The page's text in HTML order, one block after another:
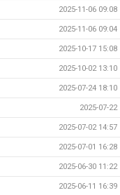
2025-11-06 09:08
2025-11-06 09:04
2025-10-17 15:08
2025-10-02 13:10
2025-07-24 18:10
2025-07-22
2025-07-02 14:57
2025-07-01 16:28
2025-06-30 11:22
2025-06-11 16:39